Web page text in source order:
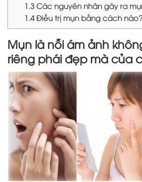
1.3Các nguyên nhân gây ra
1.4Điều trị mụn bằng cách nào?
Mụn là nỗi ám ảnh
riêng phái đẹp mà của